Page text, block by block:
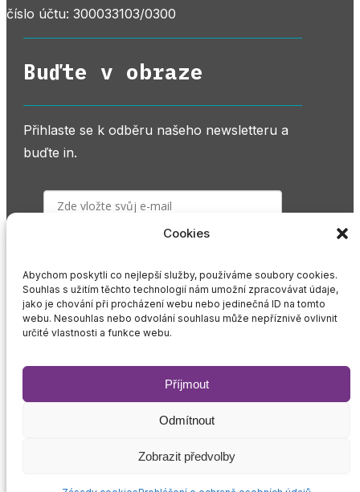
Cookies
Abychom poskytli co nejlepší služby, používáme soubory cookies.
Souhlas s užitím těchto technologií nám umožní zpracovávat údaje,
jako je chování při procházení webu nebo jedinečná ID na tomto
webu. Nesouhlas nebo odvolání souhlasu může nepříznivě ovlivnit
určité vlastnosti a funkce webu.
Příjmout
Odmítnout
Zobrazit předvolby
číslo účtu: 300033103/0300
Buďte v obraze
Přihlaste se k odběru našeho newsletteru a
buďte in.
Odesláním souhlasíte s našimi podmínkami
GDPR.
Pravidla zpracování osobních údajů
Pravidla správy cookies